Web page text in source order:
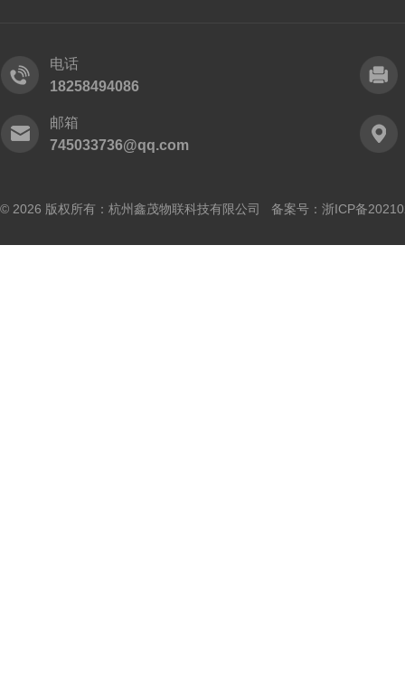
电话
18258494086
邮箱
745033736@qq.com
© 2026 版权所有：杭州鑫茂物联科技有限公司 备案号： 浙ICP备